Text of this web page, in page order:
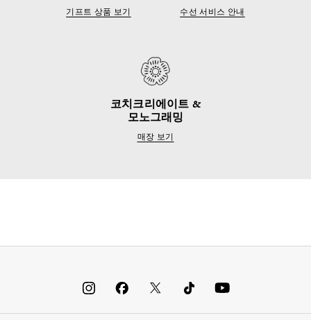
기프트 상품 보기 수선 서비스 안내
코치크리에이트 &
모노그래밍
매장 보기